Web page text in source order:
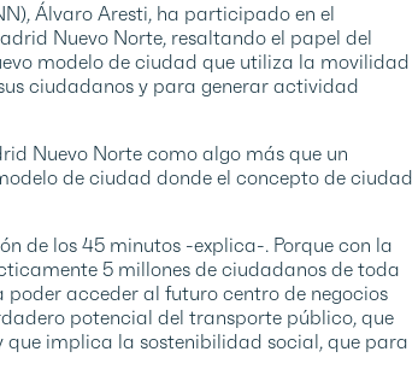
), Álvaro Aresti, ha participado en el
Nuevo Norte, resaltando el papel del
modelo de ciudad que utiliza la movilidad
ciudadanos y para generar actividad
Nuevo Norte como algo más que un
de ciudad donde el concepto de ciudad
de los 45 minutos -explica-. Porque con la
5 millones de ciudadanos de toda
acceder al futuro centro de negocios
potencial del transporte público, que
implica la sostenibilidad social, que para